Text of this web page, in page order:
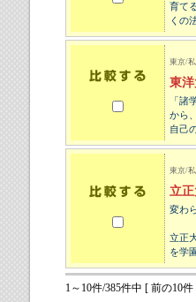
育て
くの
東京/
東
「諸
から
自己
東京/
立
変わ
立正
を学
1～10件/385件中 [ 前の10件 |